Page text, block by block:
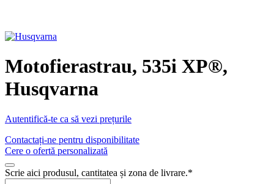
Motofierastrau, 535i XP®,
Husqvarna
Autentifică-te ca să vezi prețurile
Contactați-ne pentru disponibilitate
Cere o ofertă personalizată
Scrie aici produsul, cantitatea și zona de livrare.*